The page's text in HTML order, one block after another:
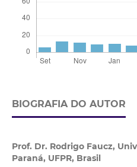
BIOGRAFIA DO AUTOR
Prof. Dr. Rodrigo Faucz,
Paraná, UFPR, Brasil